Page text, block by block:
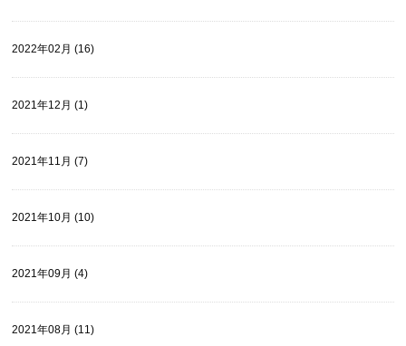
2022年02月 (16)
2021年12月 (1)
2021年11月 (7)
2021年10月 (10)
2021年09月 (4)
2021年08月 (11)